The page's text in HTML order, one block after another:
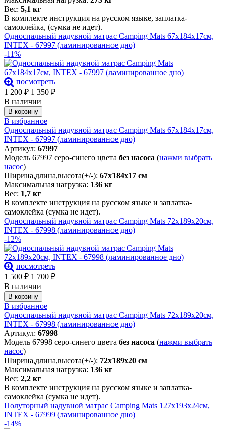
Вес: 5,1 кг
В комплекте инструкция на русском языке, заплатка-
самоклейка, (сумка не идет).
Односпальный надувной матрас Camping Mats 67х184х17см,
INTEX - 67997 (ламинированное дно)
-11%
посмотреть
1 200 ₽ 1 350 ₽
В наличии
В корзину
В избранное
Односпальный надувной матрас Camping Mats 67х184х17см,
INTEX - 67997 (ламинированное дно)
Артикул: 67997
Модель 67997 серо-синего цвета без насоса (нажми выбрать
насос)
Ширина,длина,высота(+/-): 67х184х17 см
Максимальная нагрузка: 136 кг
Вес: 1,7 кг
В комплекте инструкция на русском языке и заплатка-
самоклейка (сумка не идет).
Односпальный надувной матрас Camping Mats 72х189х20см,
INTEX - 67998 (ламинированное дно)
-12%
посмотреть
1 500 ₽ 1 700 ₽
В наличии
В корзину
В избранное
Односпальный надувной матрас Camping Mats 72х189х20см,
INTEX - 67998 (ламинированное дно)
Артикул: 67998
Модель 67998 серо-синего цвета без насоса (нажми выбрать
насос)
Ширина,длина,высота(+/-): 72х189х20 см
Максимальная нагрузка: 136 кг
Вес: 2,2 кг
В комплекте инструкция на русском языке и заплатка-
самоклейка (сумка не идет).
Полуторный надувной матрас Camping Mats 127х193х24см,
INTEX - 67999 (ламинированное дно)
-14%